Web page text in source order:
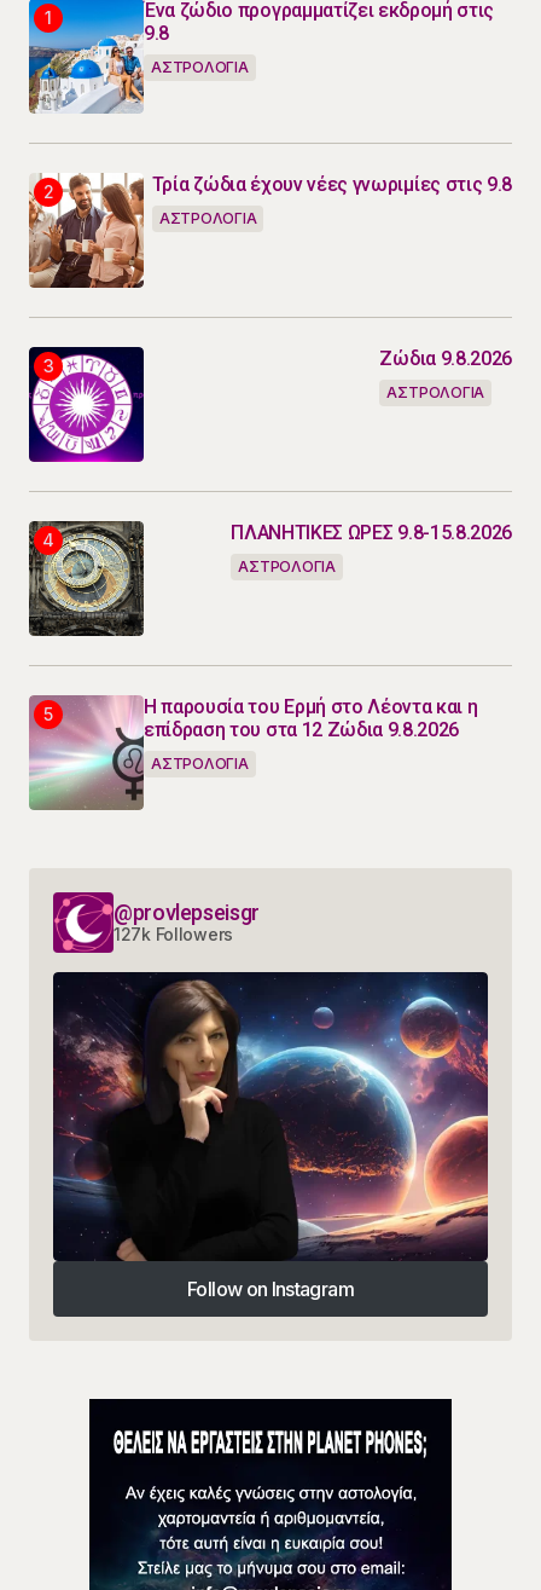
Ένα ζώδιο προγραμματίζει εκδρομή στις
9.8
ΑΣΤΡΟΛΟΓΙΑ
Τρία ζώδια έχουν νέες γνωριμίες στις 9.8
ΑΣΤΡΟΛΟΓΙΑ
Ζώδια 9.8.2026
ΑΣΤΡΟΛΟΓΙΑ
ΠΛΑΝΗΤΙΚΕΣ ΩΡΕΣ 9.8-15.8.2026
ΑΣΤΡΟΛΟΓΙΑ
Η παρουσία του Ερμή στο Λέοντα και η
επίδραση του στα 12 Ζώδια 9.8.2026
ΑΣΤΡΟΛΟΓΙΑ
@provlepseisgr
127k Followers
Follow on Instagram
Follow on Instagram